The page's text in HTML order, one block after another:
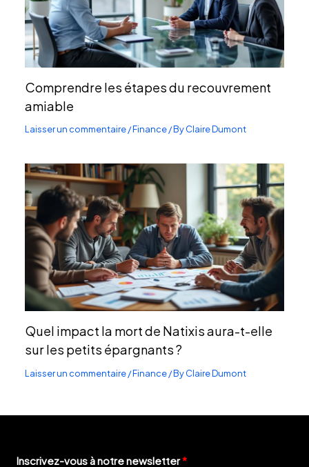
Comprendre les étapes du recouvrement
amiable
Laisser un commentaire/Finance/ ByClaire Dumont
Quel impact la mort de Natixis aura-t-elle
sur les petits épargnants ?
Laisser un commentaire/Finance/ ByClaire Dumont
Inscrivez-vous à notre newsletter